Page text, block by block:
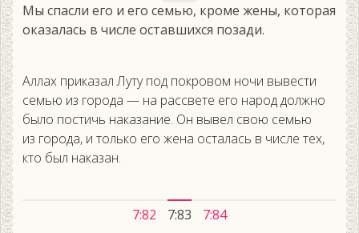
Мы спасли его и его семью, кроме жены, которая
оказалась в числе оставшихся позади.
Ал­лах при­казал Лу­ту под пок­ро­вом но­чи вы­вес­ти
семью из го­рода — на рас­све­те его на­род дол­жно
бы­ло пос­тичь на­каза­ние. Он вы­вел свою семью
из го­рода, и толь­ко его же­на ос­та­лась в чис­ле тех,
кто был на­казан.
7:82 7:83 7:84